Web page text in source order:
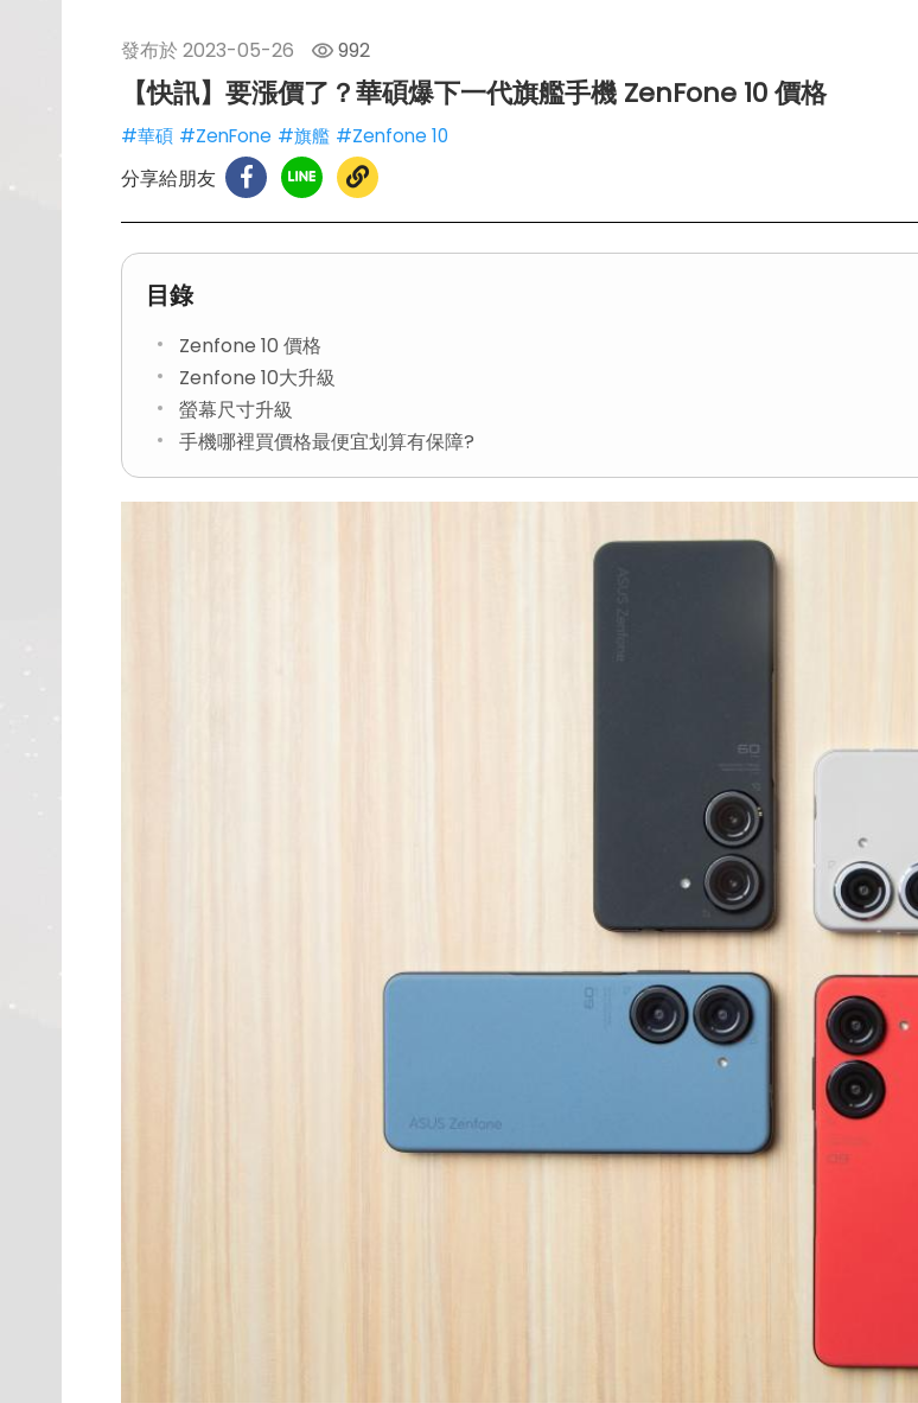
發布於 2023-05-26 992
【快訊】要漲價了？華碩爆下一代旗艦手機 ZenFone 10 價格
#華碩 #ZenFone #旗艦 #Zenfone 10
分享給朋友
目錄
Zenfone 10 價格
Zenfone 10大升級
螢幕尺寸升級
手機哪裡買價格最便宜划算有保障?